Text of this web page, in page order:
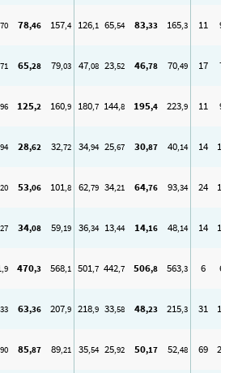
78,46 157,4 126,1 65,54 83,33 165,3 11 9
65,28 79,03 47,08 23,52 46,78 70,49 17 7
125,2 160,9 180,7 144,8 195,4 223,9 11 9
28,62 32,72 34,94 25,67 30,87 40,14 14
53,06 101,8 62,79 34,21 64,76 93,34 24
34,08 59,19 36,34 13,44 14,16 48,14 14
,9 470,3 568,1 501,7 442,7 506,8 563,3 6 6
63,36 207,9 218,9 33,58 48,23 215,3 31
85,87 89,21 35,54 25,92 50,17 52,48 69